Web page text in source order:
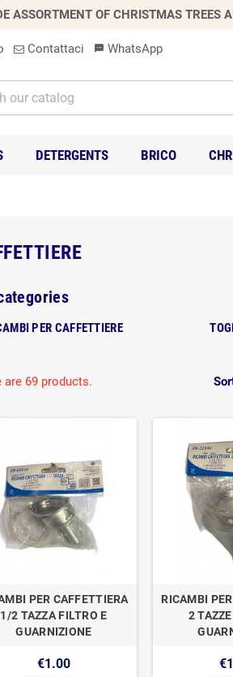
ASSORTMENT OF CHRISTMAS TREES
Contattaci sms WhatsApp
DETERGENTS BRICO
PER CAFFETTIERE
are 69 products.
PER CAFFETTIERA
1/2 TAZZA FILTRO E
GUARNIZIONE
€1.00
RICAMBI
2